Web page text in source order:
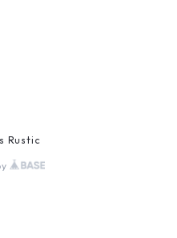
み ／ 月•金曜午前中)
Rustic